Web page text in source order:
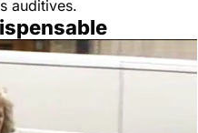
auditives.